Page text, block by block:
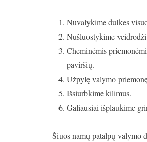
Nuvalykime dulkes
Nušluostykime
Cheminėmis
paviršių.
Užpylę valymo
Išsiurbkime kilimus.
Galiausiai išplaukime
Šiuos namų patalpų valymo